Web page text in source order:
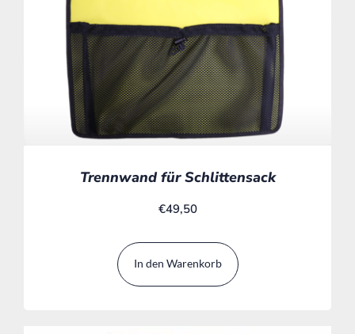
Trennwand für Schlittensack
€49,50
In den Warenkorb